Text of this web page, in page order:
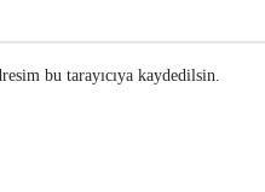
bu tarayıcıya kaydedilsin.